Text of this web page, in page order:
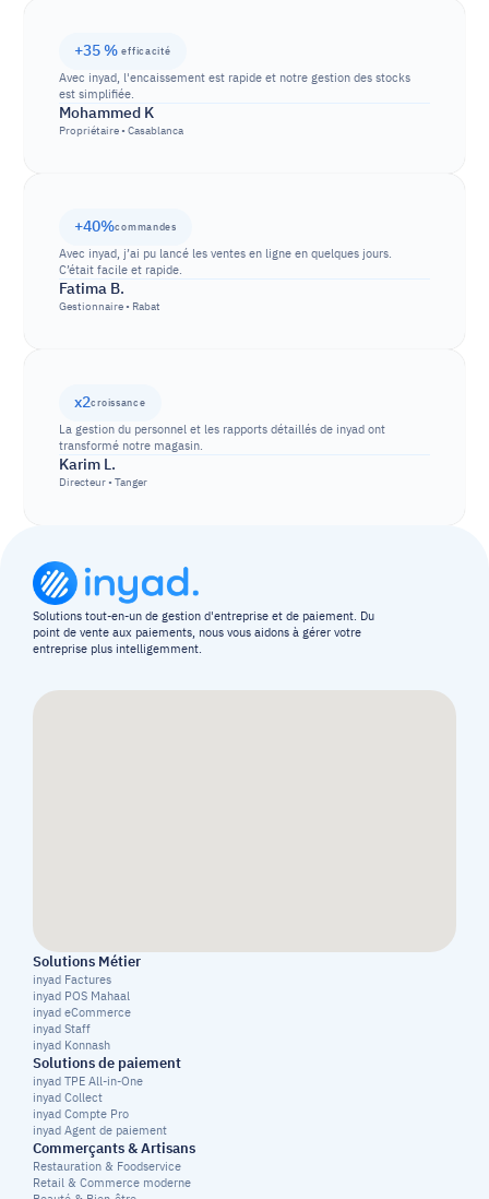
+35 % efficacité
Avec inyad, l'encaissement est rapide et notre gestion des stocks
est simplifiée.
Mohammed K
Propriétaire • Casablanca
+40%commandes
Avec inyad, j’ai pu lancé les ventes en ligne en quelques jours.
C’était facile et rapide.
Fatima B.
Gestionnaire • Rabat
x2croissance
La gestion du personnel et les rapports détaillés de inyad ont
transformé notre magasin.
Karim L.
Directeur • Tanger
Solutions tout-en-un de gestion d'entreprise et de paiement. Du
point de vente aux paiements, nous vous aidons à gérer votre
entreprise plus intelligemment.
Solutions Métier
inyad Factures
inyad POS Mahaal
inyad eCommerce
inyad Staff
inyad Konnash
Solutions de paiement
inyad TPE All-in-One
inyad Collect
inyad Compte Pro
inyad Agent de paiement
Commerçants & Artisans
Restauration & Foodservice
Retail & Commerce moderne